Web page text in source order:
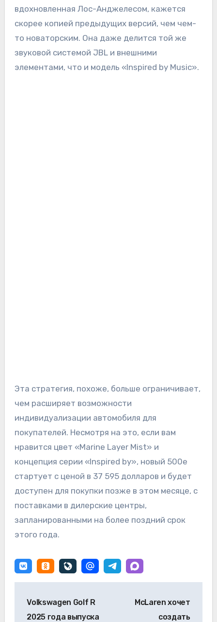
вдохновленная Лос-Анджелесом, кажется
скорее копией предыдущих версий, чем чем-
то новаторским. Она даже делится той же
звуковой системой JBL и внешними
элементами, что и модель «Inspired by Music».
Эта стратегия, похоже, больше ограничивает,
чем расширяет возможности
индивидуализации автомобиля для
покупателей. Несмотря на это, если вам
нравится цвет «Marine Layer Mist» и
концепция серии «Inspired by», новый 500e
стартует с ценой в 37 595 долларов и будет
доступен для покупки позже в этом месяце, с
поставками в дилерские центры,
запланированными на более поздний срок
этого года.
по
Volkswagen Golf R
2025 года выпуска
McLaren хочет
создать